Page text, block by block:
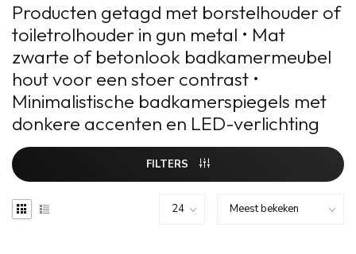
Producten getagd met borstelhouder of
toiletrolhouder in gun metal • Mat
zwarte of betonlook badkamermeubel
hout voor een stoer contrast •
Minimalistische badkamerspiegels met
donkere accenten en LED-verlichting
FILTERS